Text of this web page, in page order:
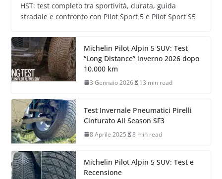
HST: test completo tra sportività, durata, guida
stradale e confronto con Pilot Sport 5 e Pilot Sport S5
Michelin Pilot Alpin 5 SUV: Test
“Long Distance” inverno 2026 dopo
10.000 km
3 Gennaio 2026 13 min read
Test Invernale Pneumatici Pirelli
Cinturato All Season SF3
8 Aprile 2025 8 min read
Michelin Pilot Alpin 5 SUV: Test e
Recensione